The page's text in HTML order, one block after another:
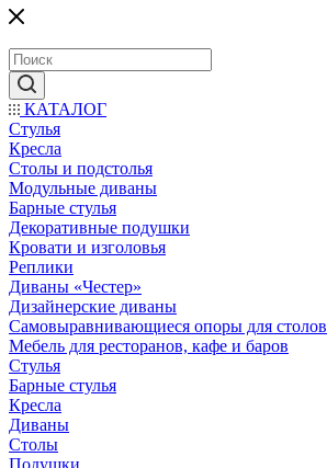
КАТАЛОГ
Стулья
Кресла
Столы и подстолья
Модульные диваны
Барные стулья
Декоративные подушки
Кровати и изголовья
Реплики
Диваны «Честер»
Дизайнерские диваны
Самовыравнивающиеся опоры для столов
Мебель для ресторанов, кафе и баров
Стулья
Барные стулья
Кресла
Диваны
Столы
Подушки